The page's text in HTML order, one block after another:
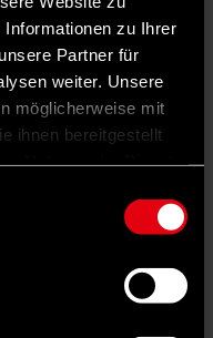
zu Ihrer
Partner für
weiter. Unsere
möglicherweise mit
ihnen bereitgestellt